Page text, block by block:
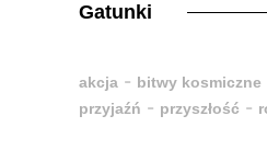
Gatunki
akcja - bitwy kosmiczne
przyjaźń - przyszłość -